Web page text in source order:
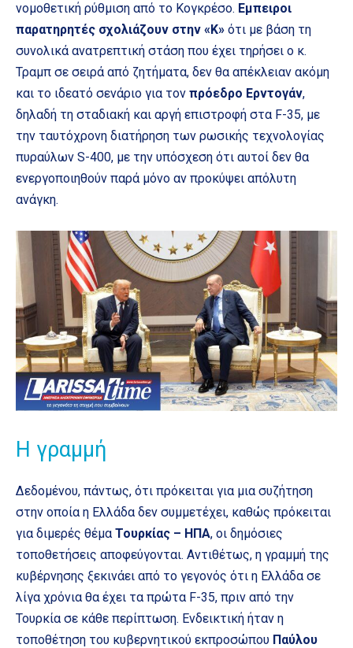
νομοθετική ρύθμιση από το Κογκρέσο. Εμπειροι
παρατηρητές σχολιάζουν στην «Κ» ότι με βάση τη
συνολικά ανατρεπτική στάση που έχει τηρήσει ο κ.
Τραμπ σε σειρά από ζητήματα, δεν θα απέκλειαν ακόμη
και το ιδεατό σενάριο για τον πρόεδρο Ερντογάν,
δηλαδή τη σταδιακή και αργή επιστροφή στα F-35, με
την ταυτόχρονη διατήρηση των ρωσικής τεχνολογίας
πυραύλων S-400, με την υπόσχεση ότι αυτοί δεν θα
ενεργοποιηθούν παρά μόνο αν προκύψει απόλυτη
ανάγκη.
Η γραμμή
Δεδομένου, πάντως, ότι πρόκειται για μια συζήτηση
στην οποία η Ελλάδα δεν συμμετέχει, καθώς πρόκειται
για διμερές θέμαΤουρκίας – ΗΠΑ, οι δημόσιες
τοποθετήσεις αποφεύγονται. Αντιθέτως, η γραμμή της
κυβέρνησης ξεκινάει από το γεγονός ότι η Ελλάδα σε
λίγα χρόνια θα έχει τα πρώτα F-35, πριν από την
Τουρκία σε κάθε περίπτωση. Ενδεικτική ήταν η
τοποθέτηση του κυβερνητικού εκπροσώπου Παύλου